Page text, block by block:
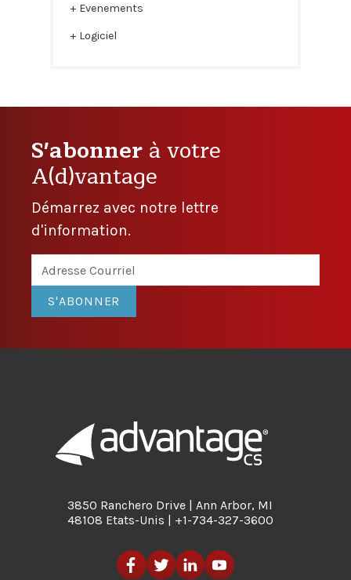
Evenements
Logiciel
S'abonnerà votre
A(d)vantage
Démarrez avec notre lettre
d'information.
S'ABONNER
3850 Ranchero Drive | Ann Arbor, MI
48108 Etats-Unis | +1-734-327-3600